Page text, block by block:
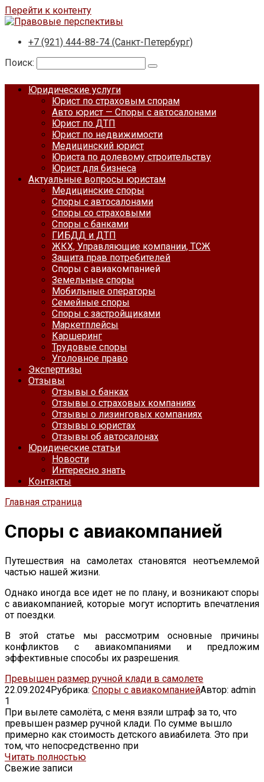
Перейти к контенту
+7 (921) 444-88-74 (Санкт-Петербург)
Поиск:
Юридические услуги
Юрист по страховым спорам
Авто юрист — Споры с автосалонами
Юрист по ДТП
Юрист по недвижимости
Медицинский юрист
Юриста по долевому строительству
Юрист для бизнеса
Актуальные вопросы юристам
Медицинские споры
Споры с автосалонами
Споры со страховыми
Споры с банками
ГИБДД и ДТП
ЖКХ, Управляющие компании, ТСЖ
Защита прав потребителей
Споры с авиакомпанией
Земельные споры
Мобильные операторы
Семейные споры
Споры с застройщиками
Маркетплейсы
Каршеринг
Трудовые споры
Уголовное право
Экспертизы
Отзывы
Отзывы о банках
Отзывы о страховых компаниях
Отзывы о лизинговых компаниях
Отзывы о юристах
Отзывы об автосалонах
Юридические статьи
Новости
Интересно знать
Контакты
Главная страница
Споры с авиакомпанией
Путешествия на самолетах становятся неотъемлемой
частью нашей жизни.
Однако иногда все идет не по плану, и возникают споры
с авиакомпанией, которые могут испортить впечатления
от поездки.
В этой статье мы рассмотрим основные причины
конфликтов с авиакомпаниями и предложим
эффективные способы их разрешения.
Превышен размер ручной клади в самолете
22.09.2024Рубрика: Споры с авиакомпаниейАвтор: admin
1
При вылете самолёта, с меня взяли штраф за то, что
превышен размер ручной клади. По сумме вышло
примерно как стоимость детского авиабилета. Это при
том, что непосредственно при
Читать полностью
Свежие записи